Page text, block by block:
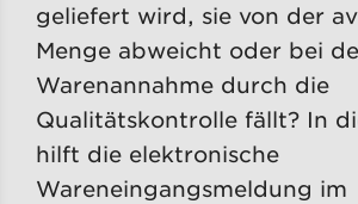
geliefert wird, sie von der
Menge abweicht oder bei
Warenannahme durch die
Qualitätskontrolle fällt? In
hilft die elektronische
Wareneingangsmeldung im